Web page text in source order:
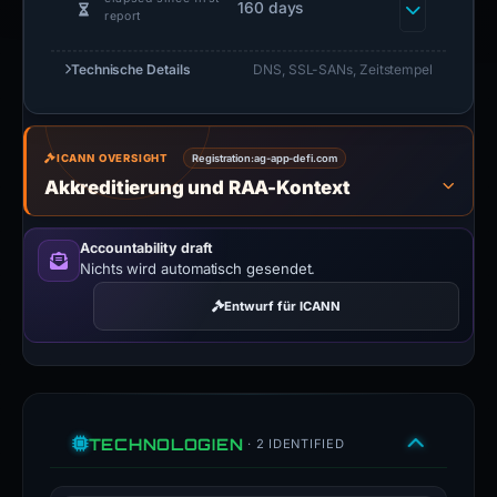
report
160 days
Technische Details DNS, SSL-SANs, Zeitstempel
ICANN OVERSIGHT Registration:ag-app-defi.com
Akkreditierung und RAA-Kontext
Accountability draft
Nichts wird automatisch gesendet.
Entwurf für ICANN
TECHNOLOGIEN · 2 IDENTIFIED